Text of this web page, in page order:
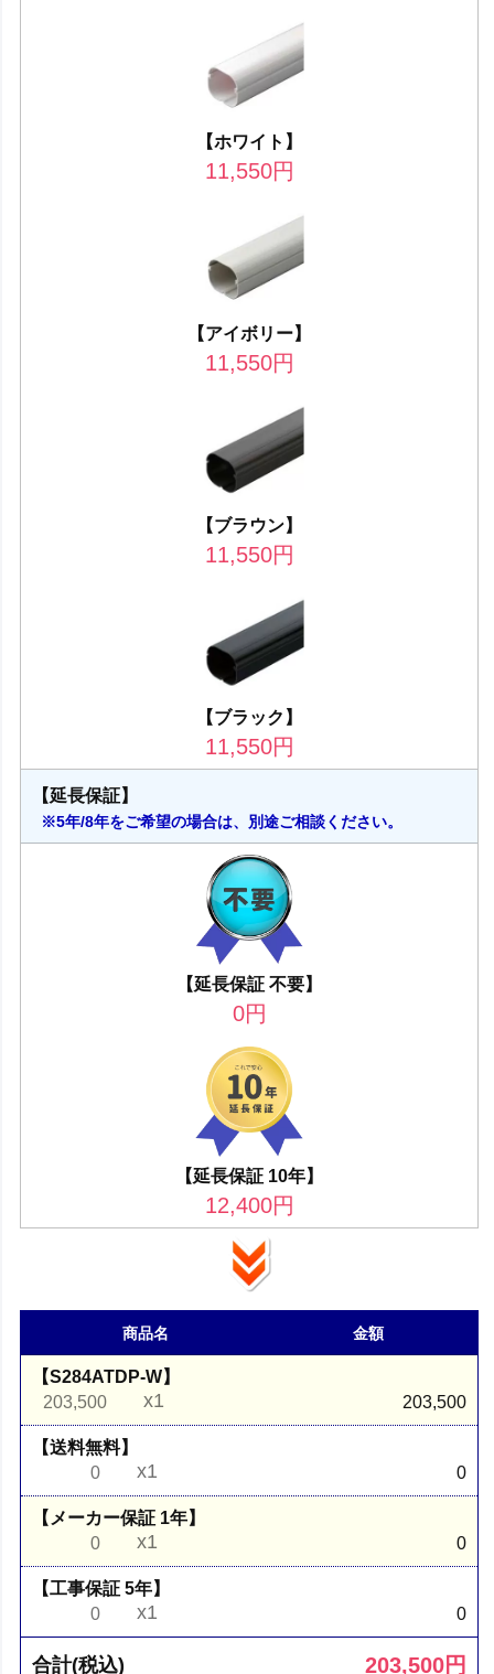
【ホワイト】
11,550円
【アイボリー】
11,550円
【ブラウン】
11,550円
【ブラック】
11,550円
【延長保証】
※5年/8年をご希望の場合は、別途ご相談ください。
【延長保証 不要】
0円
【延長保証 10年】
12,400円
商品名 金額
【S284ATDP-W】
203,500
x1 203,500
【送料無料】
0
x1 0
【メーカー保証 1年】
0
x1 0
【工事保証 5年】
0
x1 0
合計(税込) 203,500円